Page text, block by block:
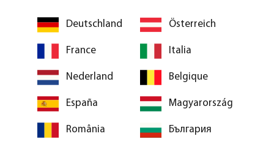
Deutschland Österreich
France Italia
Nederland Belgique
España Magyarország
România България